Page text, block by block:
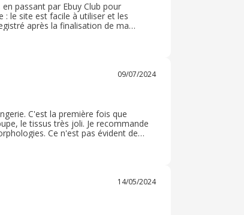
passant par Ebuy Club pour
: le site est facile à utiliser et les
après la finalisation de ma
5 à 7 jours ouvrables, et j'ai reçu
étant bien protégé. Les vêtements
ce qui rend l'expérience
tout en économisant de l'argent à
été très positive. La commande s'est
vêtements. Les économies
fortement à tous les acheteurs en
09/07/2024
C'est la première fois que
le tissus très joli. Je recommande
Ce n'est pas évident de
de mon achat et la livraison a
14/05/2024